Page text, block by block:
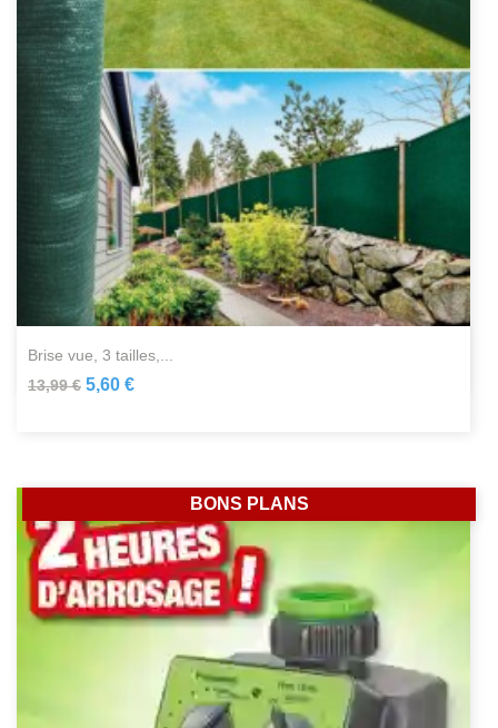
brise vue, 3 tailles,...
13,99 € 5,60 €
BONS PLANS